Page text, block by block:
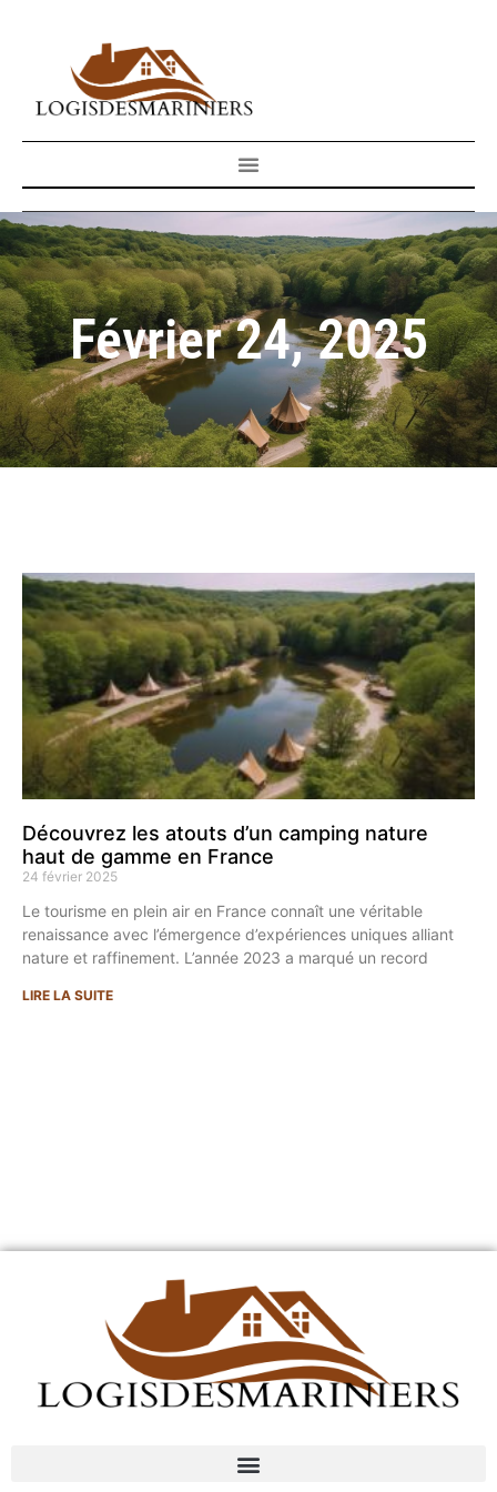
Février 24, 2025
Découvrez les atouts d’un camping nature
haut de gamme en France
24 février 2025
Le tourisme en plein air en France connaît une véritable
renaissance avec l’émergence d’expériences uniques alliant
nature et raffinement. L’année 2023 a marqué un record
LIRE LA SUITE